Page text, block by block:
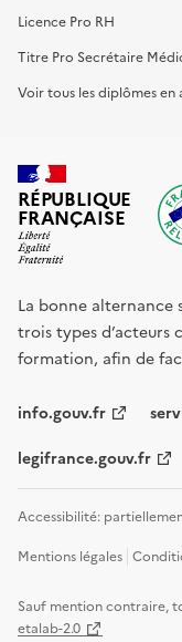
Licence Pro RH
Titre Pro Secrétaire
Voir tous les diplômes en
RÉPUBLIQUE
FRANÇAISE
La bonne alternance
trois types d’acteurs
formation, afin de
info.gouv.fr
legifrance.gouv.fr
Accessibilité:
Mentions légales
Sauf mention contraire,
etalab-2.0